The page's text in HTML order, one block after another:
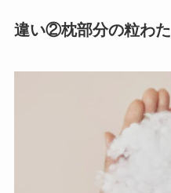
違い②枕部分の粒わた